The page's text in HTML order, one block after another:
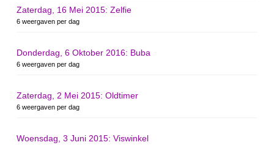
Zaterdag, 16 Mei 2015: Zelfie
6 weergaven per dag
Donderdag, 6 Oktober 2016: Buba
6 weergaven per dag
Zaterdag, 2 Mei 2015: Oldtimer
6 weergaven per dag
Woensdag, 3 Juni 2015: Viswinkel